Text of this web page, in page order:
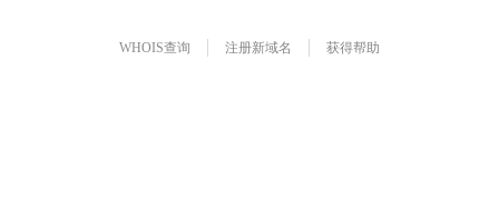
WHOIS查询 注册新域名 获得帮助